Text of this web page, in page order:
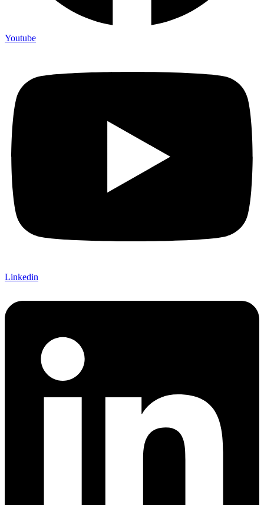
Youtube
Linkedin